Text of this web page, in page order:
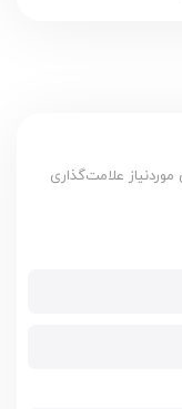
علامت‌گذاری